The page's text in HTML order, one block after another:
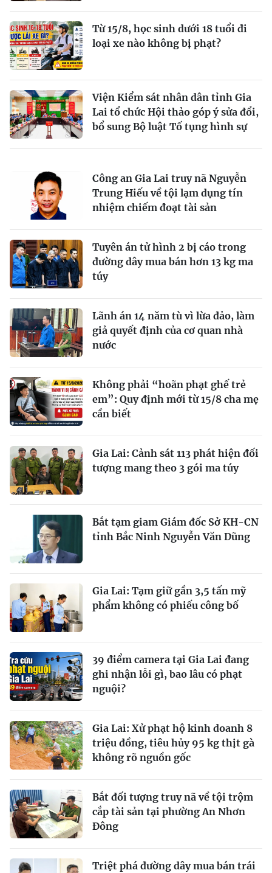
Từ 15/8, học sinh dưới 18 tuổi đi
loại xe nào không bị phạt?
Viện Kiểm sát nhân dân tỉnh Gia
Lai tổ chức Hội thảo góp ý sửa đổi,
bổ sung Bộ luật Tố tụng hình sự
Công an Gia Lai truy nã Nguyễn
Trung Hiếu về tội lạm dụng tín
nhiệm chiếm đoạt tài sản
Tuyên án tử hình 2 bị cáo trong
đường dây mua bán hơn 13 kg ma
túy
Lãnh án 14 năm tù vì lừa đảo, làm
giả quyết định của cơ quan nhà
nước
Không phải “hoãn phạt ghế trẻ
em”: Quy định mới từ 15/8 cha mẹ
cần biết
Gia Lai: Cảnh sát 113 phát hiện đối
tượng mang theo 3 gói ma túy
Bắt tạm giam Giám đốc Sở KH-CN
tỉnh Bắc Ninh Nguyễn Văn Dũng
Gia Lai: Tạm giữ gần 3,5 tấn mỹ
phẩm không có phiếu công bố
39 điểm camera tại Gia Lai đang
ghi nhận lỗi gì, bao lâu có phạt
nguội?
Gia Lai: Xử phạt hộ kinh doanh 8
triệu đồng, tiêu hủy 95 kg thịt gà
không rõ nguồn gốc
Bắt đối tượng truy nã về tội trộm
cắp tài sản tại phường An Nhơn
Đông
Triệt phá đường dây mua bán trái